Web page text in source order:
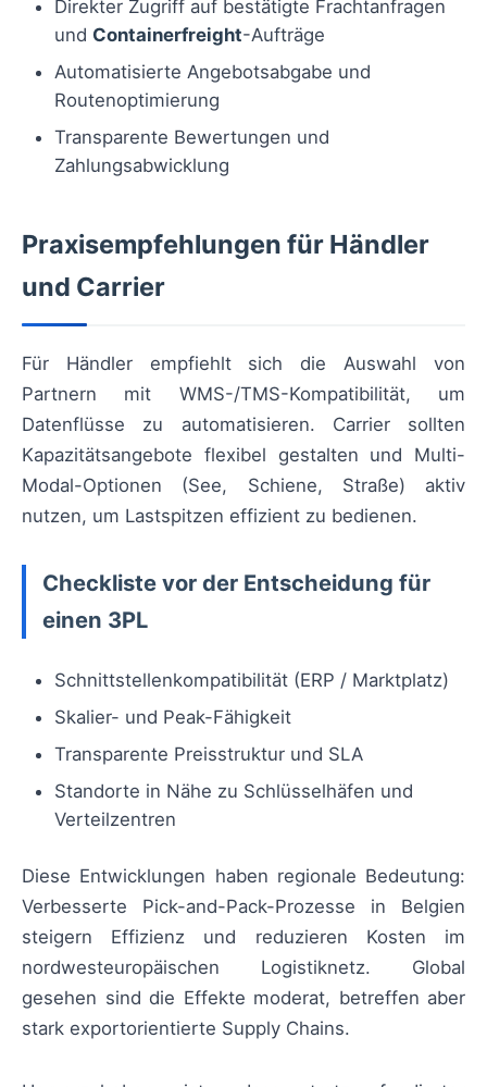
Direkter Zugriff auf bestätigte Frachtanfragen
und Containerfreight-Aufträge
Automatisierte Angebotsabgabe und
Routenoptimierung
Transparente Bewertungen und
Zahlungsabwicklung
Praxisempfehlungen für Händler
und Carrier
Für Händler empfiehlt sich die Auswahl von
Partnern mit WMS-/TMS-Kompatibilität, um
Datenflüsse zu automatisieren. Carrier sollten
Kapazitätsangebote flexibel gestalten und Multi-
Modal-Optionen (See, Schiene, Straße) aktiv
nutzen, um Lastspitzen effizient zu bedienen.
Checkliste vor der Entscheidung für
einen 3PL
Schnittstellenkompatibilität (ERP / Marktplatz)
Skalier- und Peak-Fähigkeit
Transparente Preisstruktur und SLA
Standorte in Nähe zu Schlüsselhäfen und
Verteilzentren
Diese Entwicklungen haben regionale Bedeutung:
Verbesserte Pick-and-Pack-Prozesse in Belgien
steigern Effizienz und reduzieren Kosten im
nordwesteuropäischen Logistiknetz. Global
gesehen sind die Effekte moderat, betreffen aber
stark exportorientierte Supply Chains.